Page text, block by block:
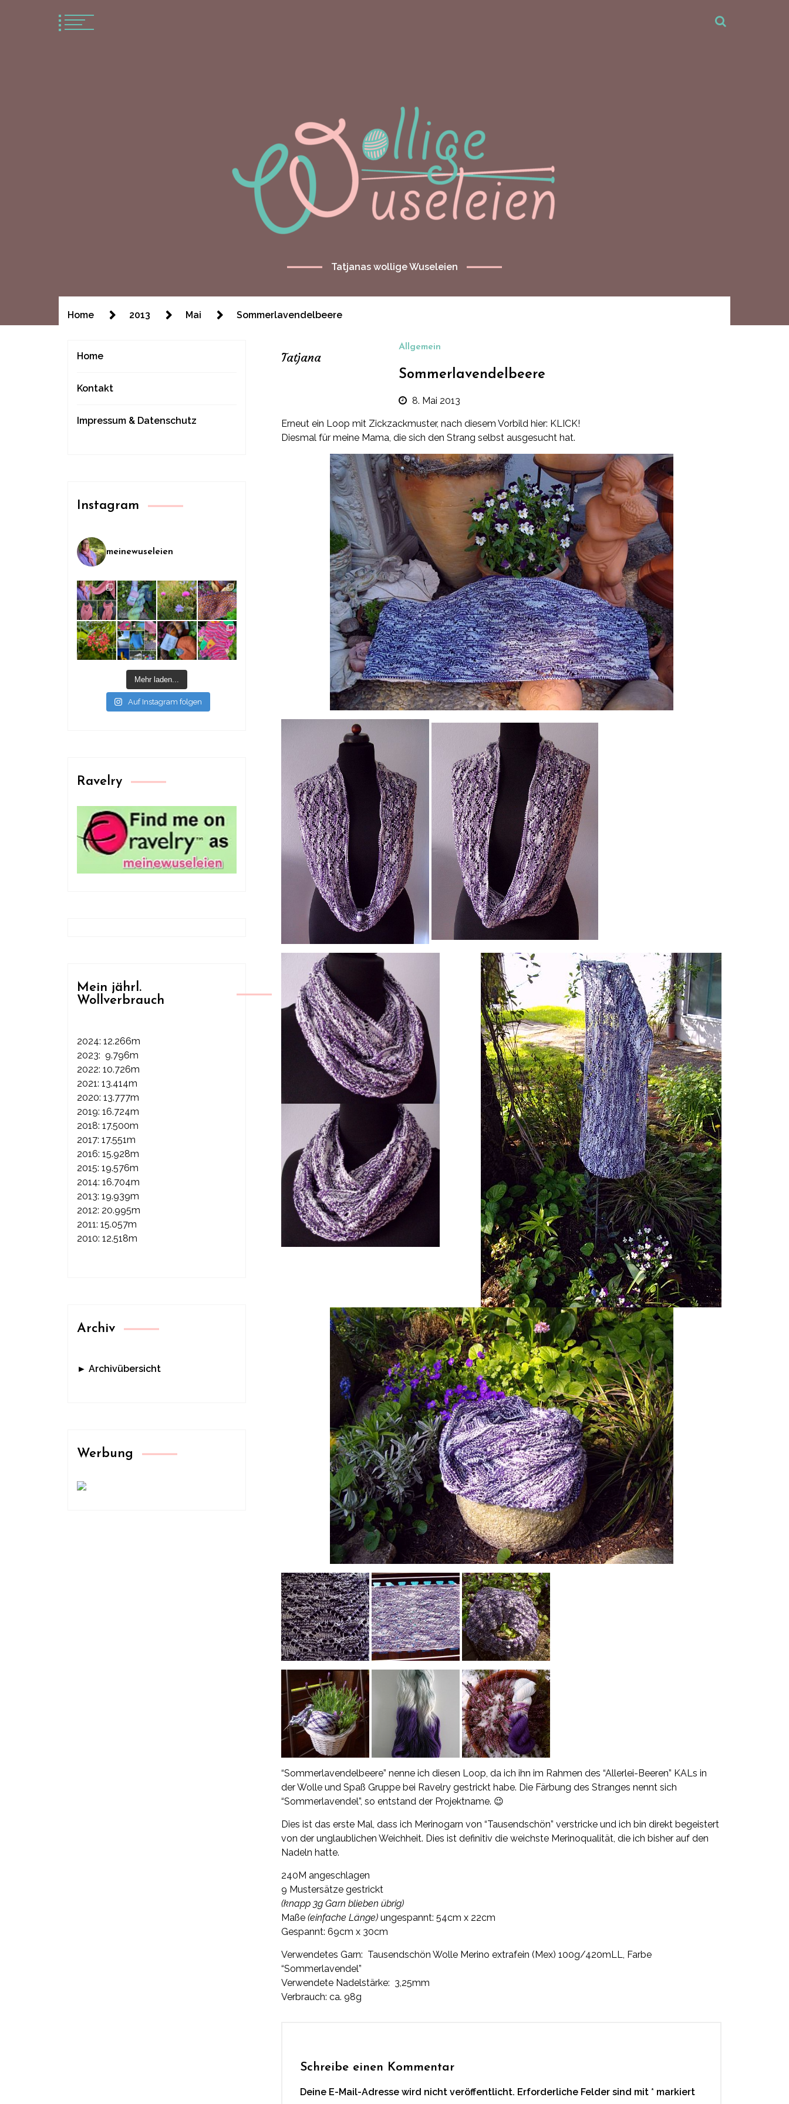
Tatjanas wollige Wuseleien
Home 2013 Mai Sommerlavendelbeere
Tatjana
Allgemein
Sommerlavendelbeere
8. Mai 2013
Erneut ein Loop mit Zickzackmuster, nach diesem Vorbild hier: KLICK!
Diesmal für meine Mama, die sich den Strang selbst ausgesucht hat.
“Sommerlavendelbeere” nenne ich diesen Loop, da ich ihn im Rahmen des “Allerlei-Beeren” KALs in
der Wolle und Spaß Gruppe bei Ravelry gestrickt habe. Die Färbung des Stranges nennt sich
“Sommerlavendel”, so entstand der Projektname. 😉
Dies ist das erste Mal, dass ich Merinogarn von“Tausendschön” verstricke und ich bin direkt begeistert
von der unglaublichen Weichheit. Dies ist definitiv die weichste Merinoqualität, die ich bisher auf den
Nadeln hatte.
240M angeschlagen
9 Mustersätze gestrickt
(knapp 3g Garn blieben übrig)
Maße(einfache Länge) ungespannt: 54cm x 22cm
Gespannt: 69cm x 30cm
Verwendetes Garn: Tausendschön Wolle Merino extrafein (Mex) 100g/420mLL, Farbe
“Sommerlavendel”
Verwendete Nadelstärke: 3,25mm
Verbrauch: ca. 98g
Schreibe einen Kommentar
Deine E-Mail-Adresse wird nicht veröffentlicht. Erforderliche Felder sind mit* markiert
Home
Kontakt
Impressum & Datenschutz
Instagram
meinewuseleien
Mehr laden...
Auf Instagram folgen
Ravelry
Mein jährl.
Wollverbrauch
2024: 12.266m
2023: 9.796m
2022: 10.726m
2021: 13.414m
2020: 13.777m
2019: 16.724m
2018: 17.500m
2017: 17.551m
2016: 15.928m
2015: 19.576m
2014: 16.704m
2013: 19.939m
2012: 20.995m
2011: 15.057m
2010: 12.518m
Archiv
► Archivübersicht
Werbung